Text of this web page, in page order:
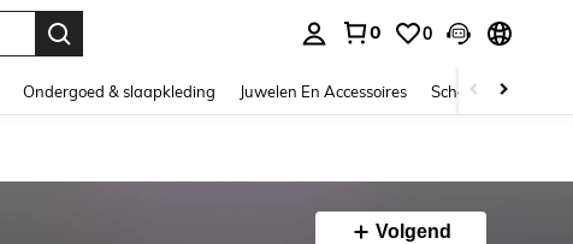
0 0
Ondergoed & slaapkleding Juwelen En Accessoires Schoonheid &
Volgend